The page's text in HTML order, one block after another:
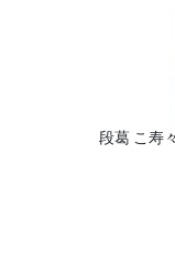
段葛 こ寿